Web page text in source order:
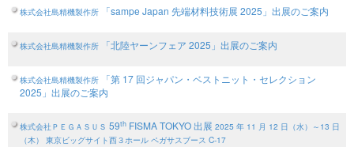
株式会社島精機製作所 「sampe Japan 先端材料技術展 2025」出展のご案内
株式会社島精機製作所 「北陸ヤーンフェア 2025」出展のご案内
株式会社島精機製作所 「第 17 回ジャパン・ベストニット・セレクション
2025」出展のご案内
株式会社ＰＥＧＡＳＵＳ 59th FISMA TOKYO 出展 2025 年 11 月 12 日（水）～13 日
（木） 東京ビッグサイト西３ホール ペガサスブース C-17